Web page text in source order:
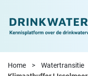
Home Watertransitie